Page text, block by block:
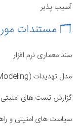
آسیب پذیر
🗂️ مستندات مورد
سند معماری نرم افزار
مدل تهدیدات (Threat Modeling)
گزارش تست های
سیاست های امنیتی و